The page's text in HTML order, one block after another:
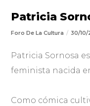
Patricia
Foro De La Cultura 30/
Patricia Sornosa
feminista nacida
Como cómica